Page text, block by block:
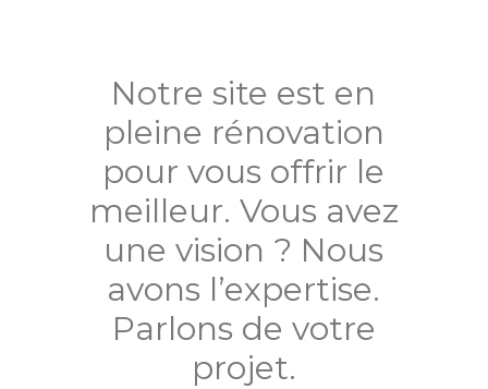
Notre site est en
pleine rénovation
pour vous offrir le
meilleur. Vous avez
une vision ? Nous
avons l’expertise.
Parlons de votre
projet.